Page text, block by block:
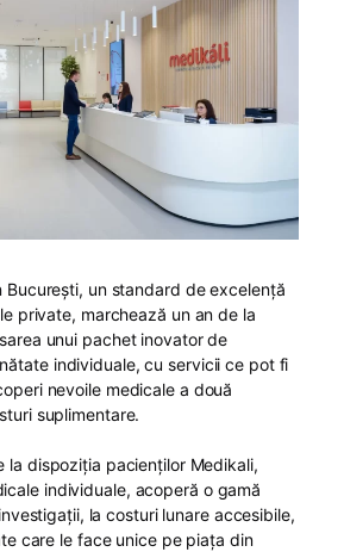
București, un standard de excelență
private, marchează un an de la
unui pachet inovator de
individuale, cu servicii ce pot fi
nevoile medicale a două
suplimentare.
la dispoziția pacienților Medikali,
individuale, acoperă o gamă
la costuri lunare accesibile,
care le face unice pe piața din